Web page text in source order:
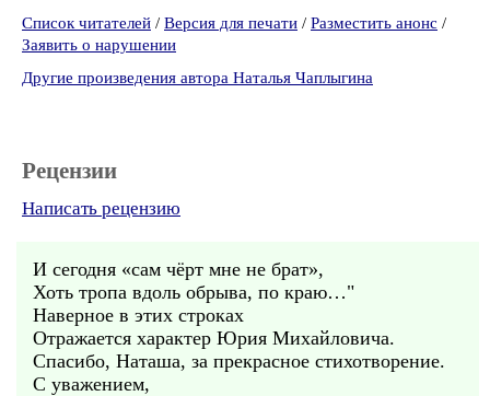
Список читателей / Версия для печати / Разместить анонс /
Заявить о нарушении
Другие произведения автора Наталья Чаплыгина
Рецензии
Написать рецензию
И сегодня «сам чёрт мне не брат»,
Хоть тропа вдоль обрыва, по краю…"
Наверное в этих строках
Отражается характер Юрия Михайловича.
Спасибо, Наташа, за прекрасное стихотворение.
С уважением,